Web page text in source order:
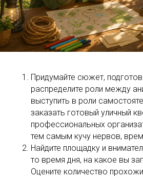
Придумайте сюжет,
распределите роли между
выступить в роли
заказать готовый уличный
профессиональных
тем самым кучу нервов,
Найдите площадку и
то время дня, на какое вы
Оцените количество